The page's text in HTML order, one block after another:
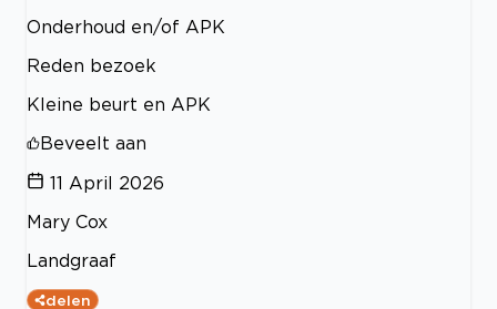
Onderhoud en/of APK
Reden bezoek
Kleine beurt en APK
Beveelt aan
11 April 2026
Mary Cox
Landgraaf
delen